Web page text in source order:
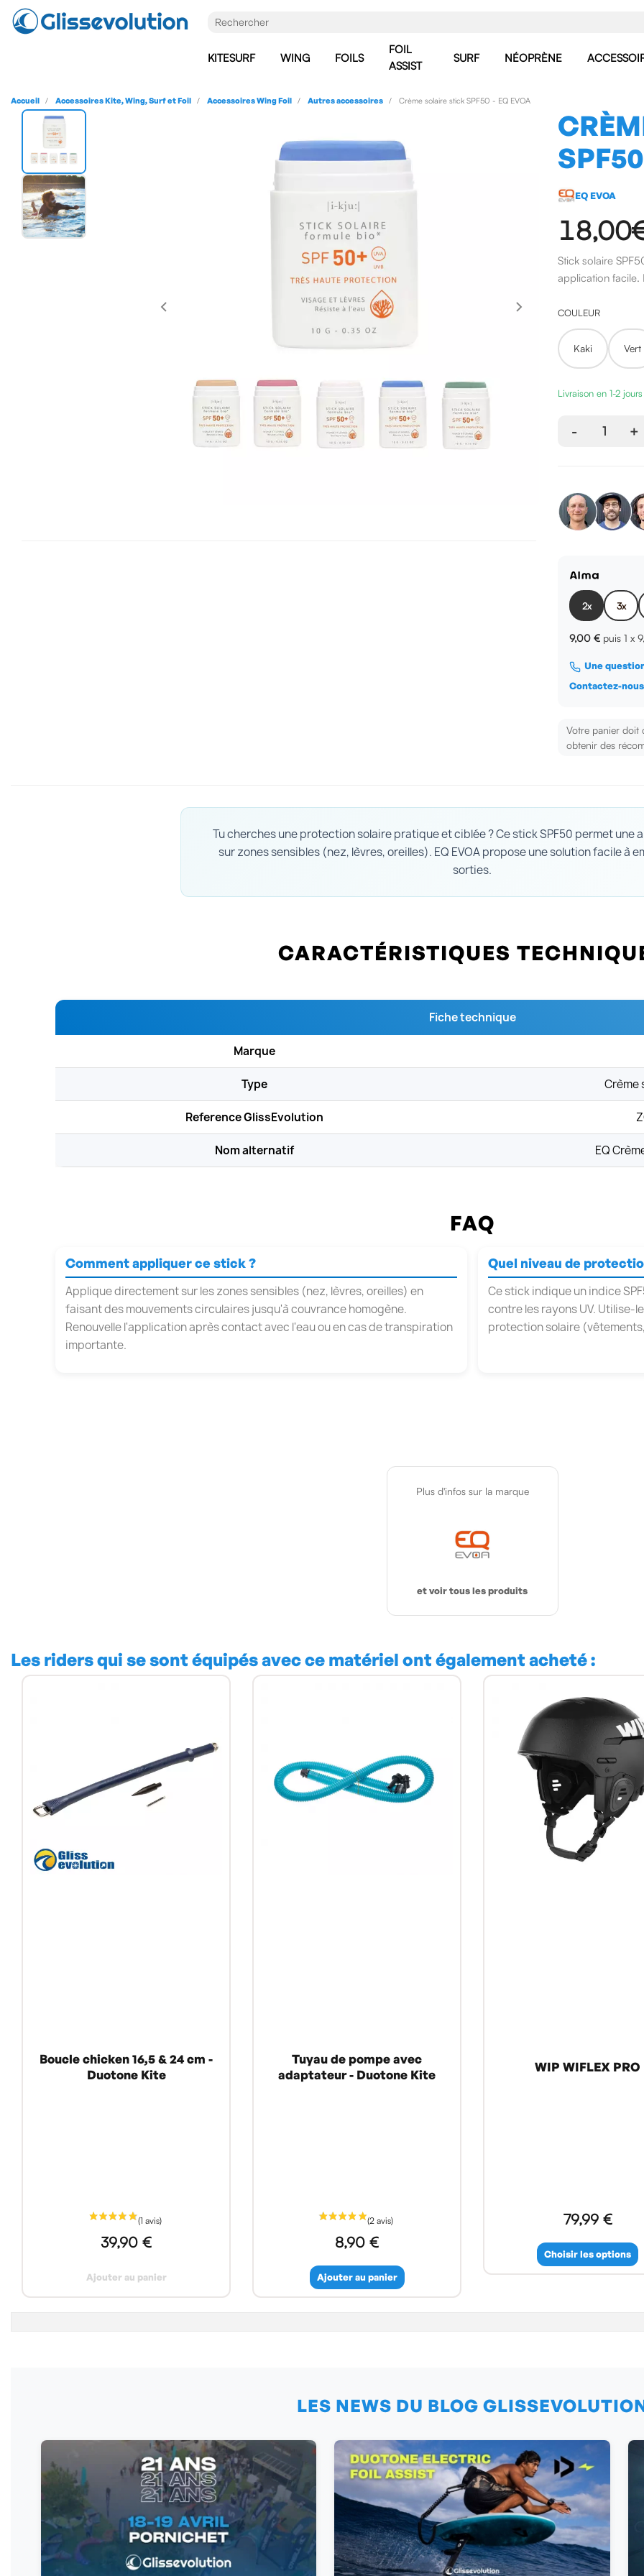
KITESURF WING FOILS
FOIL
ASSIST
SURF NÉOPRÈNE
Accueil Accessoires Kite, Wing, Surf et Foil Accessoires Wing Foil Autres accessoires Crème solaire stick SPF50 - EQ EVOA
EQ EVOA
Stick solaire
application facile.
COULEUR
Kaki Vert
Livraison en 1-2
- 1 +
2x 3x
9,00 € puis 1 x
Une
Contactez-nous
Votre panier
obtenir des
Tu cherches une protection solaire pratique et ciblée ? Ce stick SPF50 permet une
sur zones sensibles (nez, lèvres, oreilles). EQ EVOA propose une solution facile à
sorties.
CARACTÉRISTIQUES
Fiche technique
Marque
Type Crème
Reference GlissEvolution
Nom alternatif EQ
FAQ
Comment appliquer ce stick ?
Applique directement sur les zones sensibles (nez, lèvres, oreilles) en
faisant des mouvements circulaires jusqu'à couvrance homogène.
Renouvelle l'application après contact avec l'eau ou en cas de transpiration
importante.
Quel niveau de
Ce stick indique un indice
contre les rayons UV. Utilise-
protection solaire
Plus d'infos sur la marque
et voir tous les produits
Les riders qui se sont équipés avec ce matériel ont également acheté :
Boucle chicken 16,5 & 24 cm -
Duotone Kite
39,90 €
Ajouter au panier
Tuyau de pompe avec
adaptateur - Duotone Kite
8,90 €
Ajouter au panier
WIP WIFLEX PRO
79,99 €
Choisir les options
LES NEWS DU BLOG